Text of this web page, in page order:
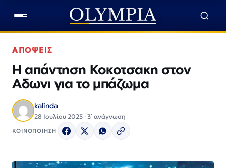
ΑΠΟΨΕΙΣ
Η απάντηση Κοκοτσακη στον
Αδωνι για το μπάζωμα
kalinda
28 Ιουλίου 2025 · 3΄ ανάγνωση
ΚΟΙΝΟΠΟΙΗΣΗ